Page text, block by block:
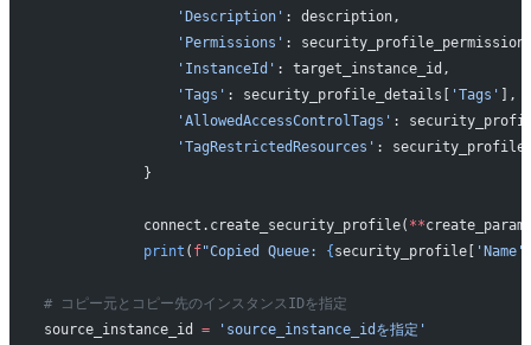
                'Description'
: description,
                'Permissions'
:
                'InstanceId'
: target_instance_id,
                'Tags'
: security_profile_details[ 'Tags'
],
                'AllowedAccessControlTags'
:
                'TagRestrictedResources'
:
            }
            connect.create_security_profile(
**
            print
( f"Copied Queue: { security_profile[ 'Name'
# コピー元とコピー先のインスタンスIDを指定
source_instance_id = 'source_instance_idを指定'